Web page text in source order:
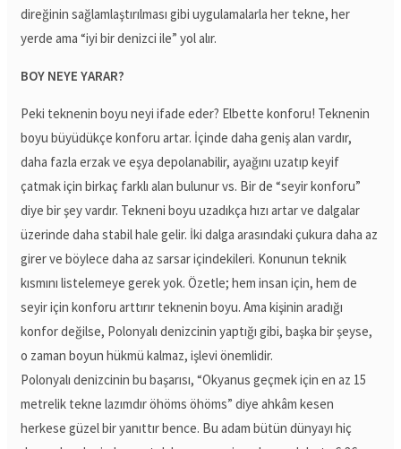
direğinin sağlamlaştırılması gibi uygulamalarla her tekne, her
yerde ama “iyi bir denizci ile” yol alır.
BOY NEYE YARAR?
Peki teknenin boyu neyi ifade eder? Elbette konforu! Teknenin
boyu büyüdükçe konforu artar. İçinde daha geniş alan vardır,
daha fazla erzak ve eşya depolanabilir, ayağını uzatıp keyif
çatmak için birkaç farklı alan bulunur vs. Bir de “seyir konforu”
diye bir şey vardır. Tekneni boyu uzadıkça hızı artar ve dalgalar
üzerinde daha stabil hale gelir. İki dalga arasındaki çukura daha az
girer ve böylece daha az sarsar içindekileri. Konunun teknik
kısmını listelemeye gerek yok. Özetle; hem insan için, hem de
seyir için konforu arttırır teknenin boyu. Ama kişinin aradığı
konfor değilse, Polonyalı denizcinin yaptığı gibi, başka bir şeyse,
o zaman boyun hükmü kalmaz, işlevi önemlidir.
Polonyalı denizcinin bu başarısı, “Okyanus geçmek için en az 15
metrelik tekne lazımdır öhöms öhöms” diye ahkâm kesen
herkese güzel bir yanıttır bence. Bu adam bütün dünyayı hiç